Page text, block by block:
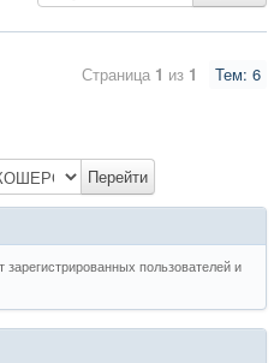
Тем: 6
Страница 1 из 1
Перейти
пользователей и